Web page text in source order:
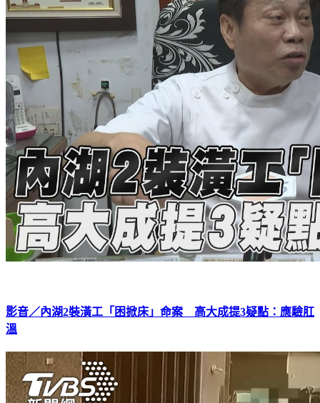
影音／內湖2裝潢工「困掀床」命案 高大成提3疑點：應驗肛
溫